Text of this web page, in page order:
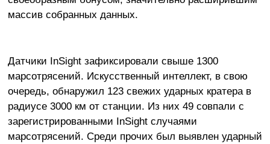
массив собранных данных.
Датчики InSight зафиксировали свыше 1300
марсотрясений. Искусственный интеллект, в свою
очередь, обнаружил 123 свежих ударных кратера в
радиусе 3000 км от станции. Из них 49 совпали с
зарегистрированными InSight случаями
марсотрясений. Среди прочих был выявлен ударный